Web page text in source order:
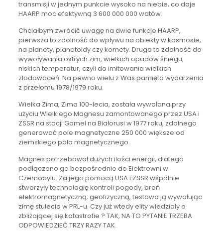
transmisji w jednym punkcie wysoko na niebie, co daje
HAARP moc efektywną 3 600 000 000 watów.
Chciałbym zwrócić uwagę na dwie funkcje HAARP,
pierwsza to zdolność do wpływu na obiekty w kosmosie,
na planety, planetoidy czy komety. Druga to zdolność do
wywoływania ostrych zim, wielkich opadów śniegu,
niskich temperatur, czyli do imitowania wielkich
zlodowaceń. Na pewno wielu z Was pamięta wydarzenia
z przełomu 1978/1979 roku.
Wielka Zima, Zima 100-lecia, została wywołana przy
użyciu Wielkiego Magnesu zamontowanego przez USA i
ZSSR na stacji Gomel na Białorusi w 1977 roku, zdolnego
generować pole magnetyczne 250 000 większe od
ziemskiego pola magnetycznego.
Magnes potrzebował dużych ilości energii, dlatego
podłączono go bezpośrednio do Elektrowni w
Czernobylu. Za jego pomocą USA i ZSSR wspólnie
stworzyły technologię kontroli pogody, broń
elektromagnetyczną, geofizyczną, testowo ją wywołując
zimę stulecia w PRL-u. Czy już wtedy elity wiedziały o
zbliżającej się katastrofie ? TAK, NA TO PYTANIE TRZEBA
ODPOWIEDZIEĆ TRZY RAZY TAK.